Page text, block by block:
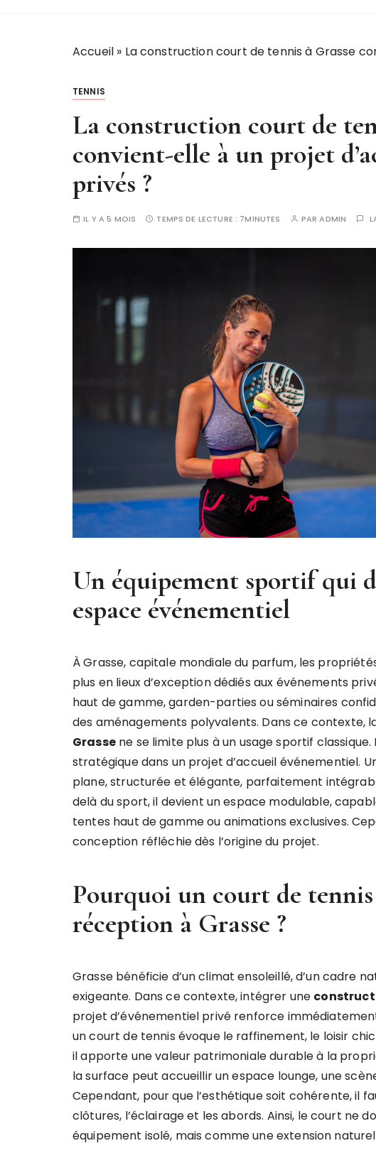
Accueil » La construction court de tennis à Grasse
TENNIS
La construction court de
convient-elle à un projet
privés ?
IL Y A 5 MOIS TEMPS DE LECTURE : 7MINUTES PARADMIN
Un équipement sportif qui
espace événementiel
À Grasse, capitale mondiale du parfum, les
plus en lieux d’exception dédiés aux événements
haut de gamme, garden-parties ou séminaires
des aménagements polyvalents. Dans ce contexte,
Grassene se limite plus à un usage sportif
stratégique dans un projet d’accueil événementiel.
plane, structurée et élégante, parfaitement
delà du sport, il devient un espace modulable,
tentes haut de gamme ou animations exclusives.
conception réfléchie dès l’origine du projet.
Pourquoi un court de
réception à Grasse ?
Grasse bénéficie d’un climat ensoleillé, d’un cadre
exigeante. Dans ce contexte, intégrer une
projet d’événementiel privé renforce
un court de tennis évoque le raffinement, le loisir
il apporte une valeur patrimoniale durable à la
la surface peut accueillir un espace lounge, une
Cependant, pour que l’esthétique soit cohérente, il
clôtures, l’éclairage et les abords. Ainsi, le court ne
équipement isolé, mais comme une extension